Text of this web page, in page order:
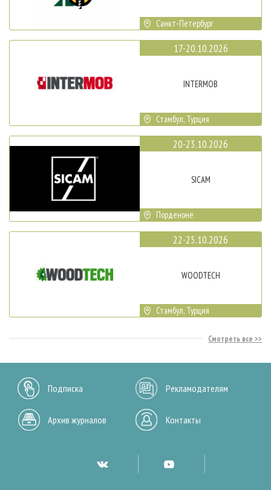
Санкт-Петербург
17-20.10.2026
INTERMOB
Стамбул, Турция
20-23.10.2026
SICAM
Порденоне
22-25.10.2026
WOODTECH
Стамбул, Турция
Смотреть все
Подписка Рекламодателям
Архив журналов Контакты